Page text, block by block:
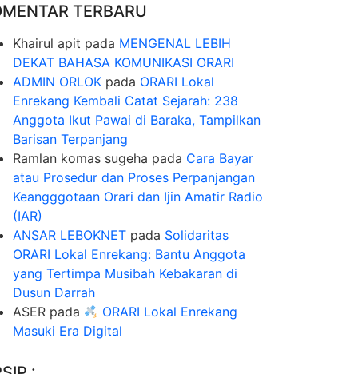
TERBARU
Khairul apit pada MENGENAL LEBIH
DEKAT BAHASA KOMUNIKASI ORARI
ADMIN ORLOK pada ORARI Lokal
Enrekang Kembali Catat Sejarah: 238
Anggota Ikut Pawai di Baraka, Tampilkan
Barisan Terpanjang
Ramlan komas sugeha pada Cara Bayar
atau Prosedur dan Proses Perpanjangan
Keangggotaan Orari dan Ijin Amatir Radio
(IAR)
ANSAR LEBOKNET pada Solidaritas
ORARI Lokal Enrekang: Bantu Anggota
yang Tertimpa Musibah Kebakaran di
Dusun Darrah
ASER pada
ORARI Lokal Enrekang
Masuki Era Digital